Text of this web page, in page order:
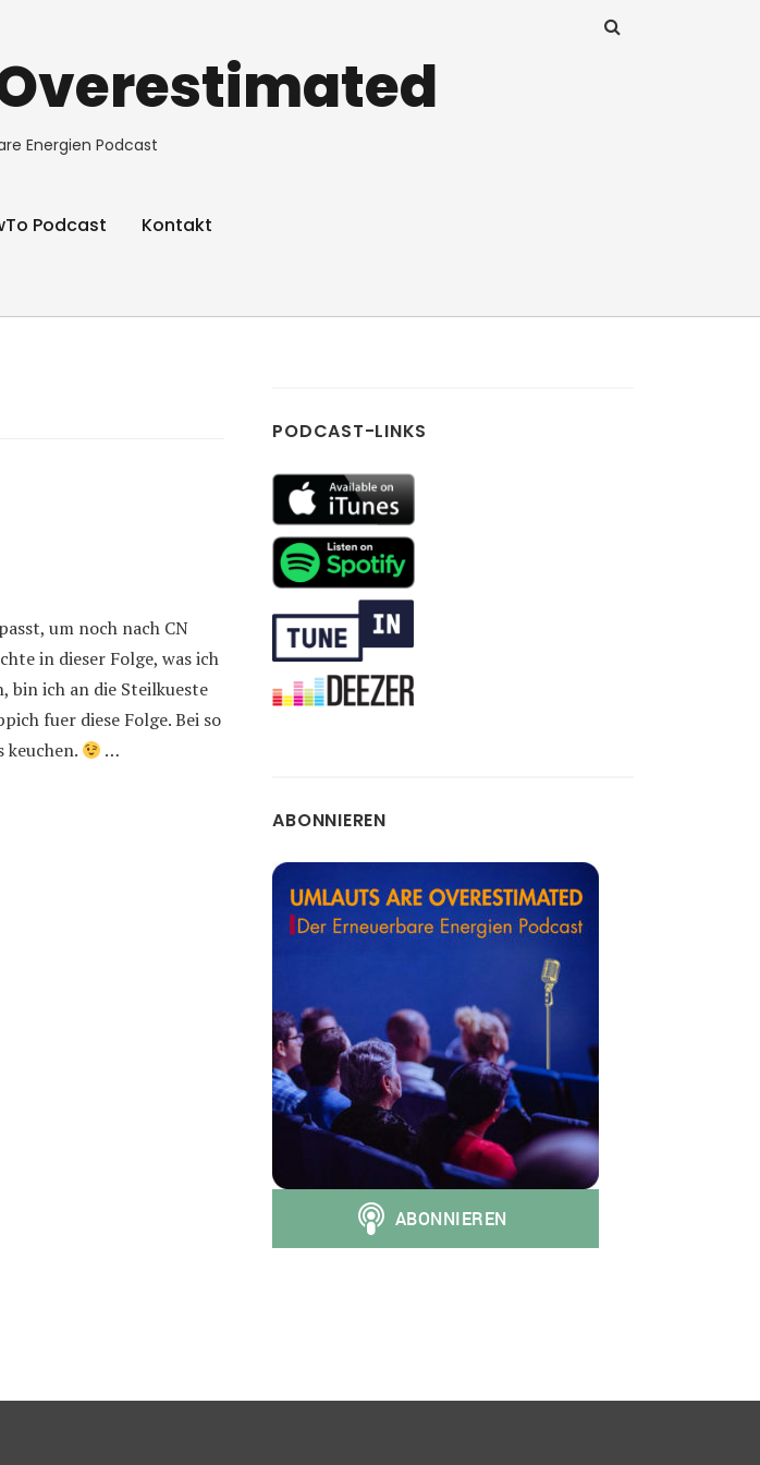
Energien Podcast
Podcast Kontakt
um noch nach CN
in dieser Folge, was ich
bin ich an die Steilkueste
fuer diese Folge. Bei so
keuchen.
…
PODCAST-LINKS
ABONNIEREN